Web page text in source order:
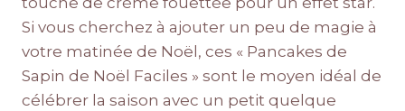
Si vous cherchez à ajouter un peu de magie à
votre matinée de Noël, ces « Pancakes de
Sapin de Noël Faciles » sont le moyen idéal de
célébrer la saison avec un petit quelque